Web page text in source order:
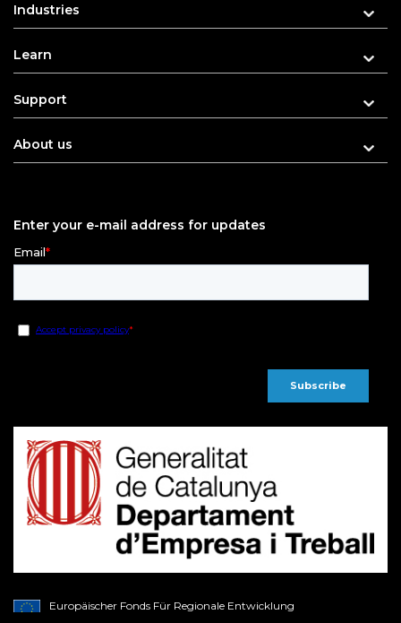
Industries
Learn
Support
About us
Enter your e-mail address for updates
Europäischer Fonds Für Regionale Entwicklung